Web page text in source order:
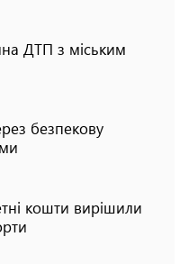
ДТП з міським
безпекову
кошти вирішили